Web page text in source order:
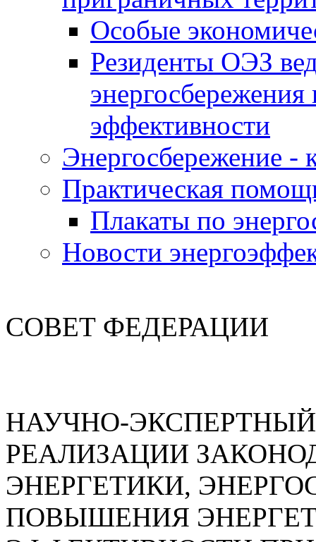
Особые
Резиденты ОЭЗ
эффективности
Энергосбережение -
Практическая
Плакаты по
Новости
СОВЕТ ФЕДЕРАЦИИ
НАУЧНО-
РЕАЛИЗАЦИИ
ЭНЕРГЕТИКИ,
ПОВЫШЕНИЯ